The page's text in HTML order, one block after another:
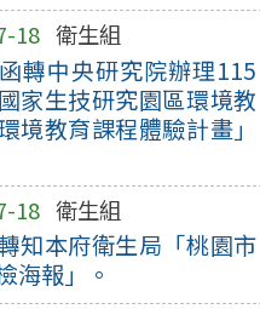
18 衛生組
轉中央研究院辦理115
家生技研究園區環境教
境教育課程體驗計畫」
18 衛生組
知本府衛生局「桃園市
海報」。